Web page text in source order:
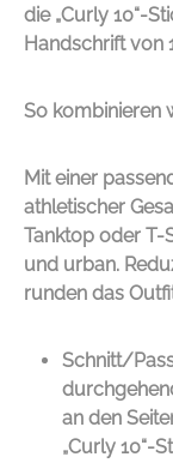
die „Curly 10“-
Handschrift von
So kombinieren
Mit einer
athletischer
Tanktop oder T-
und urban.
runden das
Schnitt/
an den
„Curly 10“-